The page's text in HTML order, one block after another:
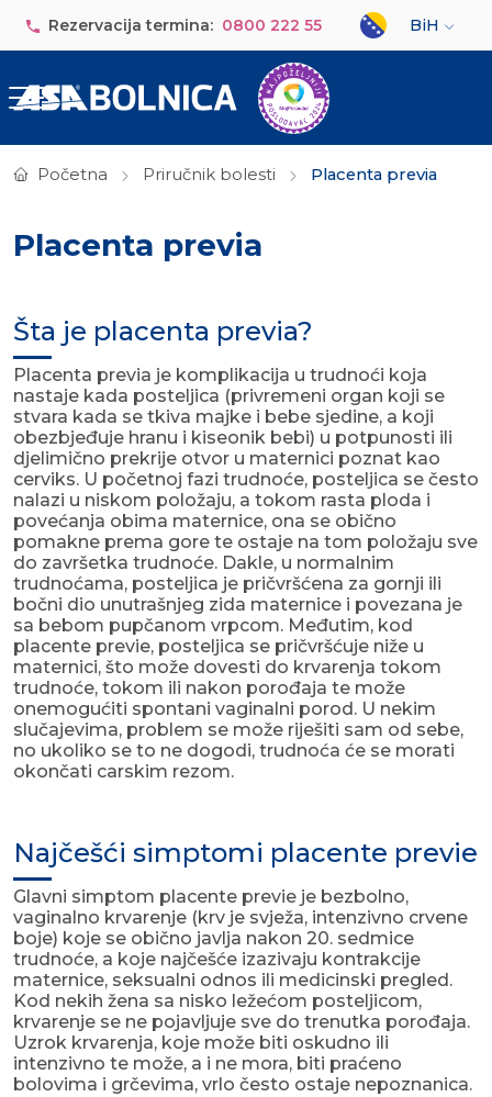
Rezervacija termina: 0800 222 55
Select your
BiH
Početna Priručnik bolesti Placenta previa
Placenta previa
Šta je placenta previa?
Placenta previa je komplikacija u trudnoći koja
nastaje kada posteljica (privremeni organ koji se
stvara kada se tkiva majke i bebe sjedine, a koji
obezbjeđuje hranu i kiseonik bebi) u potpunosti ili
djelimično prekrije otvor u maternici poznat kao
cerviks. U početnoj fazi trudnoće, posteljica se često
nalazi u niskom položaju, a tokom rasta ploda i
povećanja obima maternice, ona se obično
pomakne prema gore te ostaje na tom položaju sve
do završetka trudnoće. Dakle, u normalnim
trudnoćama, posteljica je pričvršćena za gornji ili
bočni dio unutrašnjeg zida maternice i povezana je
sa bebom pupčanom vrpcom. Međutim, kod
placente previe, posteljica se pričvršćuje niže u
maternici, što može dovesti do krvarenja tokom
trudnoće, tokom ili nakon porođaja te može
onemogućiti spontani vaginalni porod. U nekim
slučajevima, problem se može riješiti sam od sebe,
no ukoliko se to ne dogodi, trudnoća će se morati
okončati carskim rezom.
Najčešći simptomi placente previe
Glavni simptom placente previe je bezbolno,
vaginalno krvarenje (krv je svježa, intenzivno crvene
boje) koje se obično javlja nakon 20. sedmice
trudnoće, a koje najčešće izazivaju kontrakcije
maternice, seksualni odnos ili medicinski pregled.
Kod nekih žena sa nisko ležećom posteljicom,
krvarenje se ne pojavljuje sve do trenutka porođaja.
Uzrok krvarenja, koje može biti oskudno ili
intenzivno te može, a i ne mora, biti praćeno
bolovima i grčevima, vrlo često ostaje nepoznanica.